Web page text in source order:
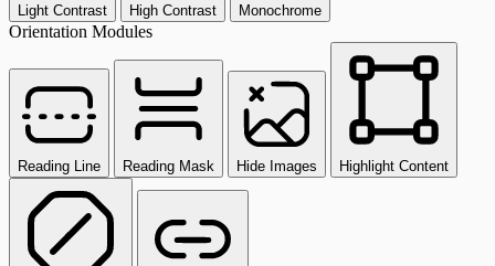
Light Contrast High Contrast Monochrome
Orientation Modules
Reading Line Reading Mask Hide Images Highlight Content